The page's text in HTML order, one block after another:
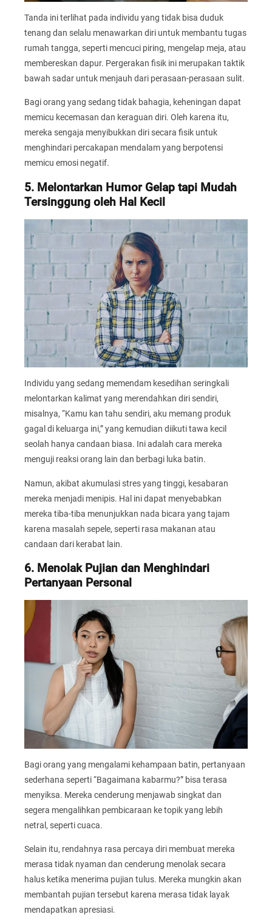
Tanda ini terlihat pada individu yang tidak bisa duduk
tenang dan selalu menawarkan diri untuk membantu tugas
rumah tangga, seperti mencuci piring, mengelap meja, atau
membereskan dapur. Pergerakan fisik ini merupakan taktik
bawah sadar untuk menjauh dari perasaan-perasaan sulit.
Bagi orang yang sedang tidak bahagia, keheningan dapat
memicu kecemasan dan keraguan diri. Oleh karena itu,
mereka sengaja menyibukkan diri secara fisik untuk
menghindari percakapan mendalam yang berpotensi
memicu emosi negatif.
5. Melontarkan Humor Gelap tapi Mudah
Tersinggung oleh Hal Kecil
Individu yang sedang memendam kesedihan seringkali
melontarkan kalimat yang merendahkan diri sendiri,
misalnya, “Kamu kan tahu sendiri, aku memang produk
gagal di keluarga ini,” yang kemudian diikuti tawa kecil
seolah hanya candaan biasa. Ini adalah cara mereka
menguji reaksi orang lain dan berbagi luka batin.
Namun, akibat akumulasi stres yang tinggi, kesabaran
mereka menjadi menipis. Hal ini dapat menyebabkan
mereka tiba-tiba menunjukkan nada bicara yang tajam
karena masalah sepele, seperti rasa makanan atau
candaan dari kerabat lain.
6. Menolak Pujian dan Menghindari
Pertanyaan Personal
Bagi orang yang mengalami kehampaan batin, pertanyaan
sederhana seperti “Bagaimana kabarmu?” bisa terasa
menyiksa. Mereka cenderung menjawab singkat dan
segera mengalihkan pembicaraan ke topik yang lebih
netral, seperti cuaca.
Selain itu, rendahnya rasa percaya diri membuat mereka
merasa tidak nyaman dan cenderung menolak secara
halus ketika menerima pujian tulus. Mereka mungkin akan
membantah pujian tersebut karena merasa tidak layak
mendapatkan apresiasi.